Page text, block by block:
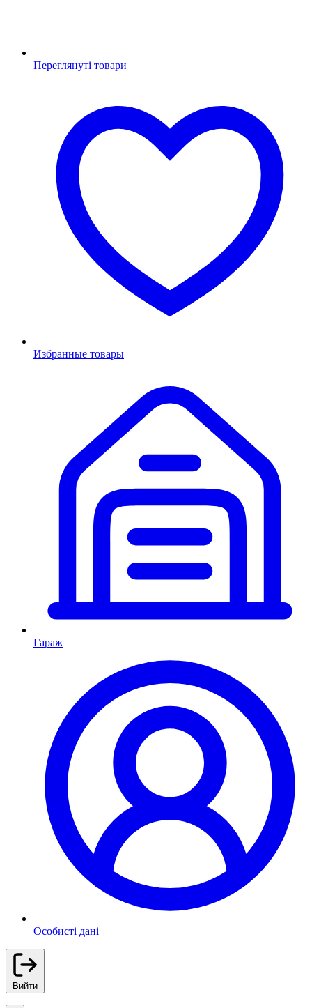
Переглянуті товари
Избранные товары
Гараж
Особисті дані
Вийти